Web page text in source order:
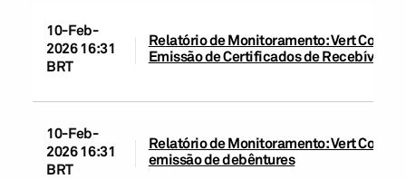
10-Feb-
2026 16:31
BRT
Relatório de Monitoramento: Vert
Emissão de Certificados de Recebíveis
10-Feb-
2026 16:31
BRT
Relatório de Monitoramento: Vert
emissão de debêntures